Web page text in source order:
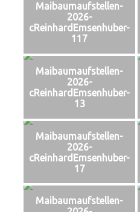
Maibaumaufstellen-
2026-
cReinhardEmsenhuber-
117
Maibaumaufstellen-
2026-
cReinhardEmsenhuber-
13
Maibaumaufstellen-
2026-
cReinhardEmsenhuber-
17
Maibaumaufstellen-